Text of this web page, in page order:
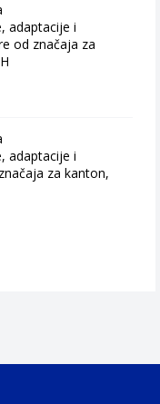
adaptacije i
od značaja za
adaptacije i
za kanton,